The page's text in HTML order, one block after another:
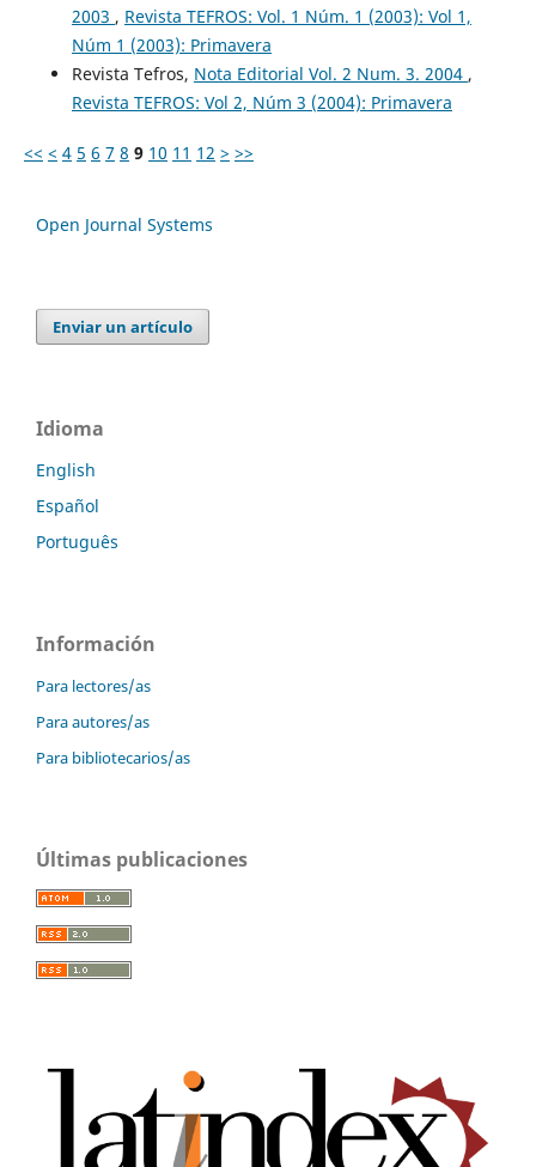
2003 , Revista TEFROS: Vol. 1 Núm. 1 (2003): Vol 1,
Núm 1 (2003): Primavera
Revista Tefros, Nota Editorial Vol. 2 Num. 3. 2004 ,
Revista TEFROS: Vol 2, Núm 3 (2004): Primavera
<< < 4 5 6 7 8 9 10 11 12 > >>
Open Journal Systems
Enviar un artículo
Idioma
English
Español
Português
Información
Para lectores/as
Para autores/as
Para bibliotecarios/as
Últimas publicaciones